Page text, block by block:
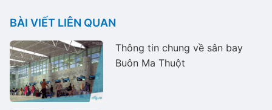
BÀI VIẾT LIÊN QUAN
Thông tin chung về sân bay
Buôn Ma Thuột